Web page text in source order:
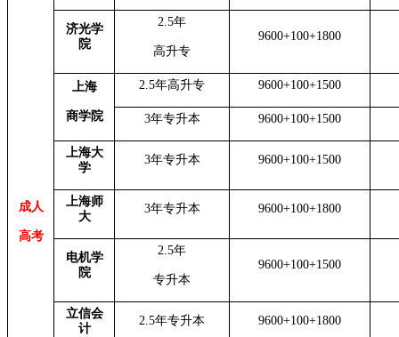
成人
高考
济光学
院
2.5年
高升专
9600+100+1800
上海
商学院
2.5年高升专 9600+100+1500
3年专升本 9600+100+1500
上海大
学
3年专升本 9600+100+1500
上海师
大
3年专升本 9600+100+1800
电机学
院
2.5年
专升本
9600+100+1500
立信会
计
2.5年专升本 9600+100+1800